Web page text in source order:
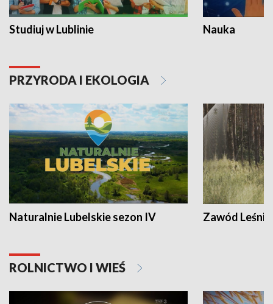
Studiuj w Lublinie Nauka
PRZYRODA I EKOLOGIA
Naturalnie Lubelskie sezon IV Zawód Leśnik
ROLNICTWO I WIEŚ